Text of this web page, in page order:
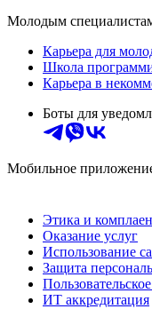
Молодым
Карьера для
Школа
Карьера в
Боты для
Мобильное
Этика и
Оказание услуг
Использование
Защита
ИТ аккредитация